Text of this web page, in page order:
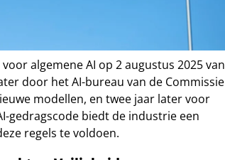
algemene AI op 2 augustus 2025 van
door het AI-bureau van de Commissie
modellen, en twee jaar later voor
gedragscode biedt de industrie een
regels te voldoen.